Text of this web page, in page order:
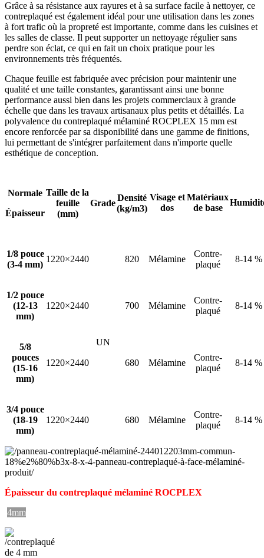
Grâce à sa résistance aux rayures et à sa surface facile à nettoyer, ce
contreplaqué est également idéal pour une utilisation dans les zones
à fort trafic où la propreté est importante, comme dans les cuisines et
les salles de classe. Il peut supporter un nettoyage régulier sans
perdre son éclat, ce qui en fait un choix pratique pour les
environnements très fréquentés.
Chaque feuille est fabriquée avec précision pour maintenir une
qualité et une taille constantes, garantissant ainsi une bonne
performance aussi bien dans les projets commerciaux à grande
échelle que dans les travaux artisanaux plus petits et détaillés. La
polyvalence du contreplaqué mélaminé ROCPLEX 15 mm est
encore renforcée par sa disponibilité dans une gamme de finitions,
lui permettant de s'intégrer parfaitement dans n'importe quelle
esthétique de conception.
Normale
Épaisseur
Taille de la
feuille
(mm)
Grade
Densité
(kg/m3)
Visage et
dos
Matériaux
de base
1/8 pouce
(3-4 mm)
1220×2440
UN
820 Mélamine
Contre-
plaqué
8-14 %
1/2 pouce
(12-13
mm)
1220×2440 700 Mélamine
Contre-
plaqué
8-14 %
5/8
pouces
(15-16
mm)
1220×2440 680 Mélamine
Contre-
plaqué
8-14 %
3/4 pouce
(18-19
mm)
1220×2440 680 Mélamine
Contre-
plaqué
8-14 %
Épaisseur du contreplaqué mélaminé ROCPLEX
4mm